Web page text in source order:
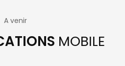
A venir
MOBILE